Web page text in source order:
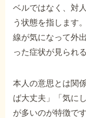
ベルではなく、対
う状態を指します
線が気になって外
った症状が見られ
本人の意思とは関
ば大丈夫」「気に
が多いのが特徴です